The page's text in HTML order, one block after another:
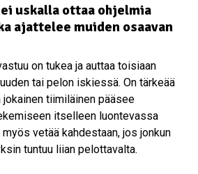
uskalla ottaa ohjelmia
ajattelee muiden osaavan
on tukea ja auttaa toisiaan
tai pelon iskiessä. On tärkeää
jokainen tiimiläinen pääsee
itselleen luontevassa
vetää kahdestaan, jos jonkun
tuntuu liian pelottavalta.